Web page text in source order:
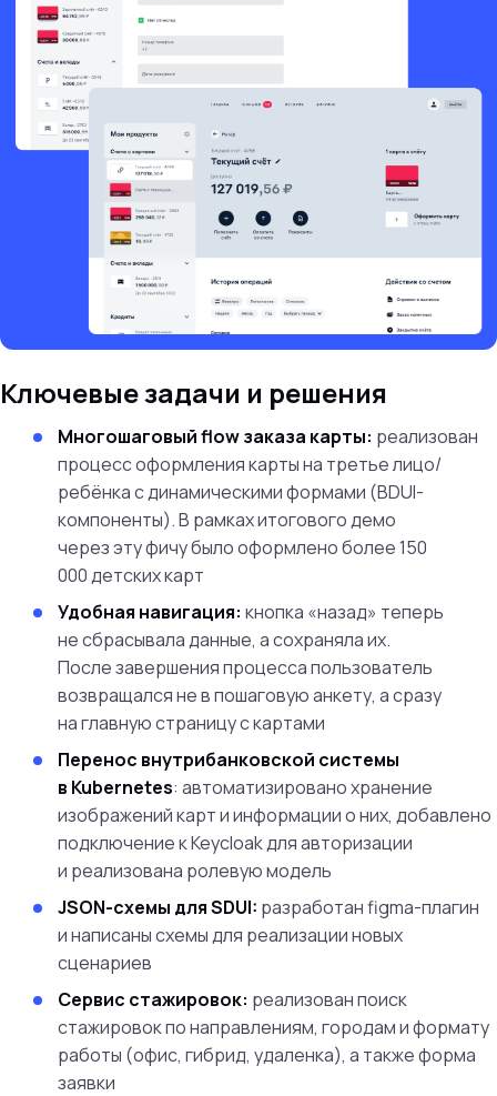
Ключевые задачи и решения
Многошаговый flow заказа карты: реализован
процесс оформления карты на третье лицо/
ребёнка с динамическими формами (BDUI-
компоненты). В рамках итогового демо
через эту фичу было оформлено более 150
000 детских карт
Удобная навигация: кнопка «назад» теперь
не сбрасывала данные, а сохраняла их.
После завершения процесса пользователь
возвращался не в пошаговую анкету, а сразу
на главную страницу с картами
Перенос внутрибанковской системы
в Kubernetes: автоматизировано хранение
изображений карт и информации о них, добавлено
подключение к Keycloak для авторизации
и реализована ролевую модель
JSON-схемы для SDUI: разработан figma-плагин
и написаны схемы для реализации новых
сценариев
Сервис стажировок: реализован поиск
стажировок по направлениям, городам и формату
работы (офис, гибрид, удаленка), а также форма
заявки